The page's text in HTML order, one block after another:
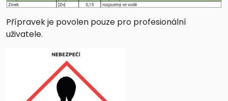
Přípravek je povolen pouze pro profesionální
uživatele.